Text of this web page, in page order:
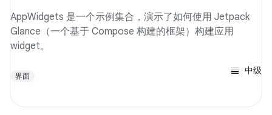
AppWidgets 是一个示例集合，演示了如何使用 Jetpack
Glance（一个基于 Compose 构建的框架）构建应用
widget。
界面
中级